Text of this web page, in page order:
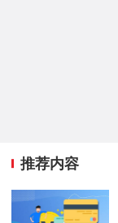
推荐内容